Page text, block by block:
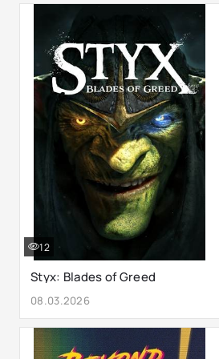
Styx: Blades of Greed
08.03.2026
12